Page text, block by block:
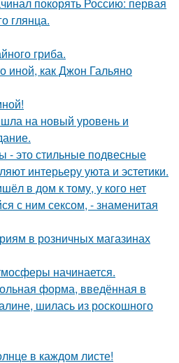
глянца.
гриба.
иной, как Джон Гальяно
на новый уровень и
- это стильные подвесные
интерьеру уюта и эстетики.
в дом к тому, у кого нет
с ним сексом, - знаменитая
в розничных магазинах
начинается.
форма, введённая в
шилась из роскошного
в каждом листе!